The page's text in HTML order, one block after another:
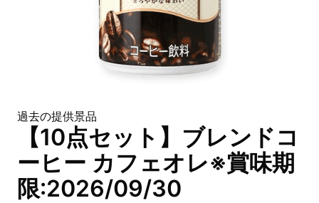
過去の提供景品
【10点セット】ブレンドコ
ーヒー カフェオレ※賞味期
限:2026/09/30